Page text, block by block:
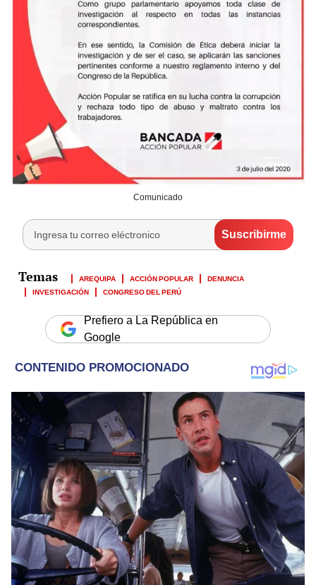
Comunicado
AREQUIPA ACCIÓN POPULAR
DENUNCIA
INVESTIGACIÓN
CONGRESO DEL PERÚ
Prefiero a La República en
Google